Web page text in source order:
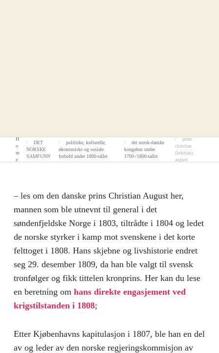
H
o
m
e
DET
NORSKE
SAMFUNN
politiske, kulturelle,
økonomiske og sosiale
forhold under 1800-tallet
det norsk-danske
kongehus under
1700-/1800-tallet
prins
christian
(kristian)
august
– les om den danske prins Christian August her,
mannen som ble utnevnt til general i det
søndenfjeldske Norge i 1803, tiltrådte i 1804 og ledet
de norske styrker i kamp mot svenskene i det korte
felttoget i 1808. Hans skjebne og livshistorie endret
seg 29. desember 1809, da han ble valgt til svensk
tronfølger og fikk tittelen kronprins. Her kan du lese
en beretning om hans direkte engasjement ved
krigstilstanden i 1808;
Etter Kjøbenhavns kapitulasjon i 1807, ble han en del
av og leder av den norske regjeringskommisjon av